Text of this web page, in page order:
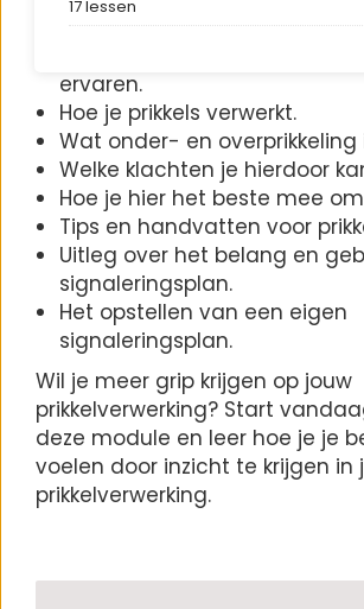
17 lessen
meer uitleg over:
ervaren.
Hoe je prikkels verwerkt.
Wat onder- en overprikkeling
Welke klachten je hierdoor
Hoe je hier het beste mee
Tips en handvatten voor
Uitleg over het belang en
signaleringsplan.
Het opstellen van een eigen
signaleringsplan.
Wil je meer grip krijgen op jouw
prikkelverwerking? Start
deze module en leer hoe je je
voelen door inzicht te krijgen in
prikkelverwerking.